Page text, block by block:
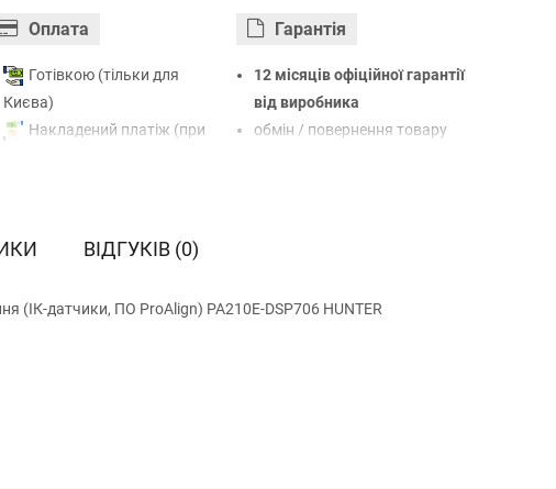
Оплата
Готівкою (тільки для
Києва)
Накладений платіж (при
Приватбанк
Гарантiя
12 місяців офіційної гарантії
від виробника
обмін / повернення товару
ВІДГУКІВ (0)
(ІК-датчики, ПО ProAlign) PA210E-DSP706 HUNTER